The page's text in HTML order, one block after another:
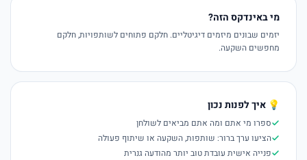
מי באינדקס הזה?
יזמים שבונים מיזמים דיגיטליים. חלקם פתוחים לשותפויות, חלקם
מחפשים השקעה.
💡 איך לפנות נכון
ספרו מי אתם ומה אתם מביאים לשולחן
הציעו ערך ברור: שותפות, השקעה או שיתוף פעולה
פנייה אישית עובדת טוב יותר מהודעה גנרית